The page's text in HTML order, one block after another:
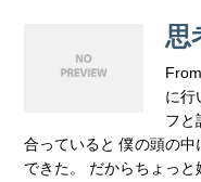
思
に行
フと
合っていると 僕の頭の
できた。 だからちょっと